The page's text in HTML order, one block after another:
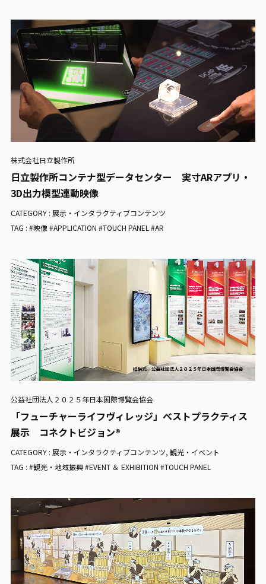
株式会社日立製作所
日立製作所コンテナ型データセンター 実寸ARアプリ・
3D出力模型連動映像
CATEGORY : 展示・インタラクティブコンテンツ
TAG : #映像 #APPLICATION #TOUCH PANEL #AR
公益社団法人２０２５年日本国際博覧会協会
「フューチャーライフヴィレッジ」ベストプラクティス
展示 コネクトビジョン®
CATEGORY : 展示・インタラクティブコンテンツ, 観光・イベント
TAG : #観光・地域振興 #EVENT ＆ EXHIBITION #TOUCH PANEL